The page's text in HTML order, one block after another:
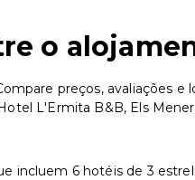
o
preços, avaliações
L'Ermita B&B, Els
incluem 6 hotéis de 3